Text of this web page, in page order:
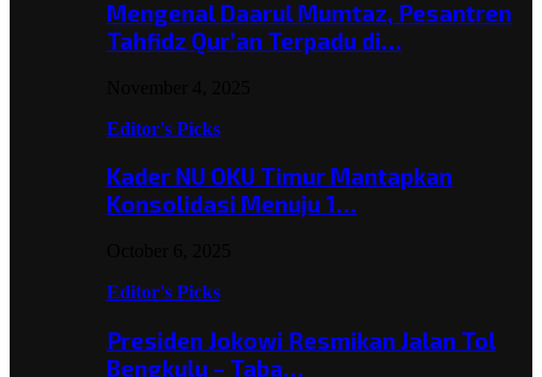
Mengenal Daarul Mumtaz, Pesantren
Tahfidz Qur’an Terpadu di…
Editor's Picks
Kader NU OKU Timur Mantapkan
Konsolidasi Menuju 1…
Editor's Picks
Presiden Jokowi Resmikan Jalan Tol
Bengkulu – Taba…